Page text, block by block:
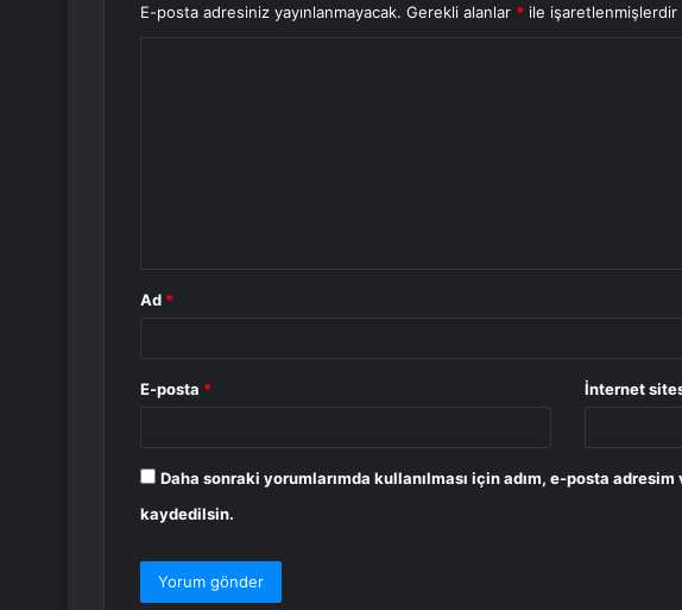
E-posta adresiniz yayınlanmayacak. Gerekli alanlar * ile işaretlenmişlerdir
Ad *
E-posta * İnternet
Daha sonraki yorumlarımda kullanılması için adım, e-posta adresim
kaydedilsin.